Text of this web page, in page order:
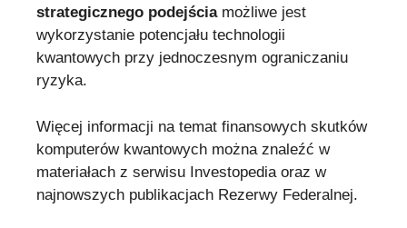
strategicznego podejściamożliwe jest
wykorzystanie potencjału technologii
kwantowych przy jednoczesnym ograniczaniu
ryzyka.
Więcej informacji na temat finansowych skutków
komputerów kwantowych można znaleźć w
materiałach z serwisu Investopedia oraz w
najnowszych publikacjach Rezerwy Federalnej.